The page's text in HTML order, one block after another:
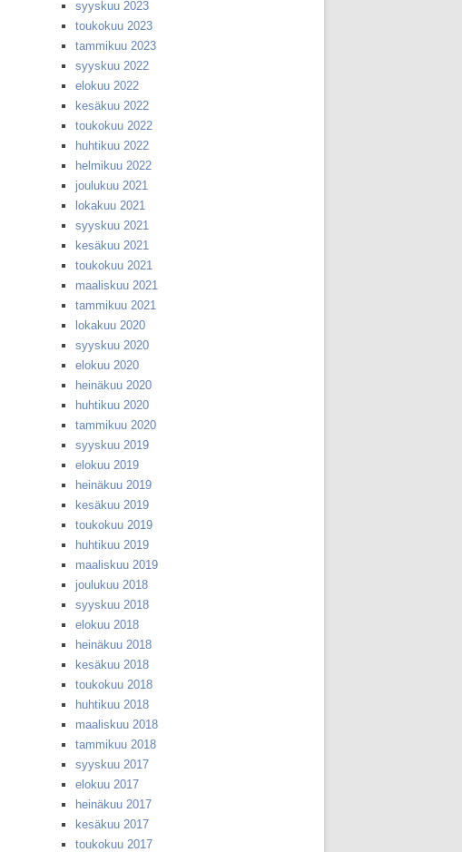
syyskuu 2023
toukokuu 2023
tammikuu 2023
syyskuu 2022
elokuu 2022
kesäkuu 2022
toukokuu 2022
huhtikuu 2022
helmikuu 2022
joulukuu 2021
lokakuu 2021
syyskuu 2021
kesäkuu 2021
toukokuu 2021
maaliskuu 2021
tammikuu 2021
lokakuu 2020
syyskuu 2020
elokuu 2020
heinäkuu 2020
huhtikuu 2020
tammikuu 2020
syyskuu 2019
elokuu 2019
heinäkuu 2019
kesäkuu 2019
toukokuu 2019
huhtikuu 2019
maaliskuu 2019
joulukuu 2018
syyskuu 2018
elokuu 2018
heinäkuu 2018
kesäkuu 2018
toukokuu 2018
huhtikuu 2018
maaliskuu 2018
tammikuu 2018
syyskuu 2017
elokuu 2017
heinäkuu 2017
kesäkuu 2017
toukokuu 2017